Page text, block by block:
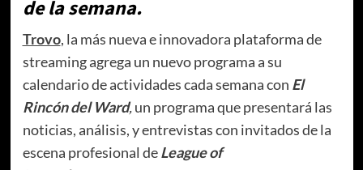
de la semana.
Trovo, la más nueva e innovadora plataforma de
streaming agrega un nuevo programa a su
calendario de actividades cada semana con El
Rincón del Ward,un programa que presentará las
noticias, análisis, y entrevistas con invitados de la
escena profesional deLeague of